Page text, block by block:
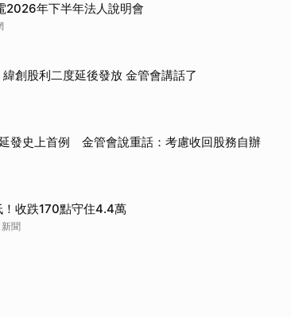
2026年下半年法人說明會
創股利二度延後發放 金管會講話了
發史上首例 金管會說重話：考慮收回股務自辦
！收跌170點守住4.4萬
聞